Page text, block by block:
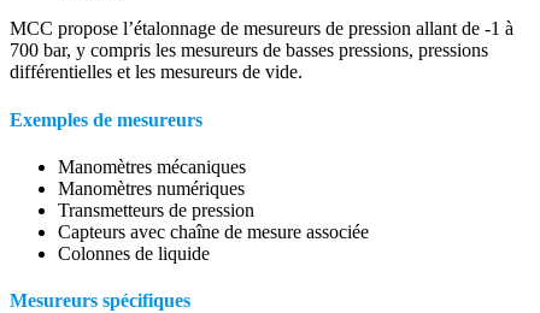
MCC propose l’étalonnage de mesureurs de pression allant de -1 à
700 bar, y compris les mesureurs de basses pressions, pressions
différentielles et les mesureurs de vide.
Exemples de mesureurs
Manomètres mécaniques
Manomètres numériques
Transmetteurs de pression
Capteurs avec chaîne de mesure associée
Colonnes de liquide
Mesureurs spécifiques